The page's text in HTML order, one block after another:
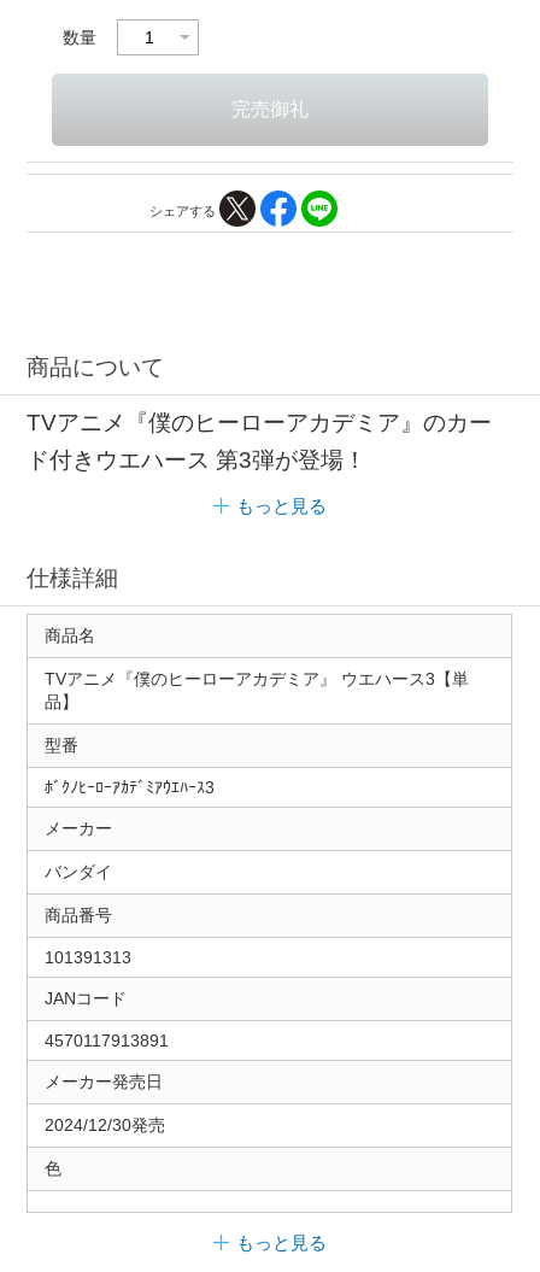
数量
シェアする
商品について
TVアニメ『僕のヒーローアカデミア』のカー
ド付きウエハース 第3弾が登場！
もっと見る
仕様詳細
商品名
TVアニメ『僕のヒーローアカデミア』 ウエハース3【単
品】
型番
ﾎﾞｸﾉﾋｰﾛｰｱｶﾃﾞﾐｱｳｴﾊｰｽ3
メーカー
バンダイ
商品番号
101391313
JANコード
4570117913891
メーカー発売日
2024/12/30発売
色
もっと見る